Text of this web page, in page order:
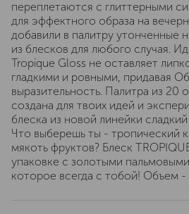
переплетаются с глиттерными
для эффектного образа на
добавили в палитру утонченные
из блесков для любого случая.
Tropique Gloss не оставляет
гладкими и ровными, придавая
выразительность. Палитра из 20
создана для твоих идей и
блеска из новой линейки
Что выберешь ты - тропический
мякоть фруктов? Блеск
упаковке с золотыми
которое всегда с тобой! Объем -